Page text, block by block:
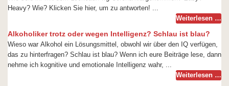
Heavy? Wie? Klicken Sie hier, um zu antworten! ...
Weiterlesen …
Alkoholiker trotz oder wegen Intelligenz? Schlau ist blau?
Wieso war Alkohol ein Lösungsmittel, obwohl wir über den IQ verfügen,
das zu hinterfragen? Schlau ist blau? Wenn ich eure Beiträge lese, dann
nehme ich kognitive und emotionale Intelligenz wahr, ...
Weiterlesen …